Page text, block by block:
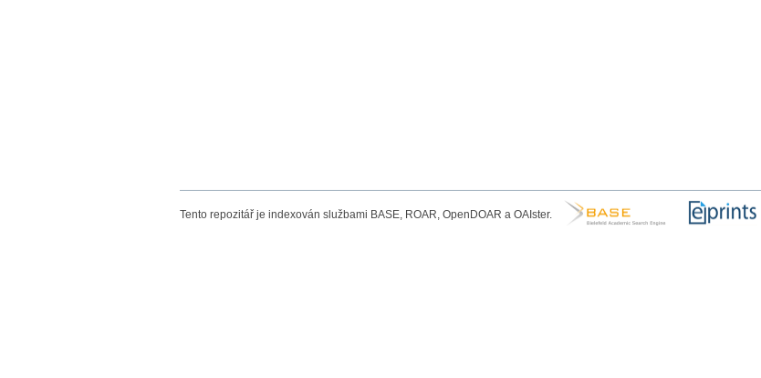
Tento repozitář je indexován službami BASE, ROAR, OpenDOAR a OAIster.